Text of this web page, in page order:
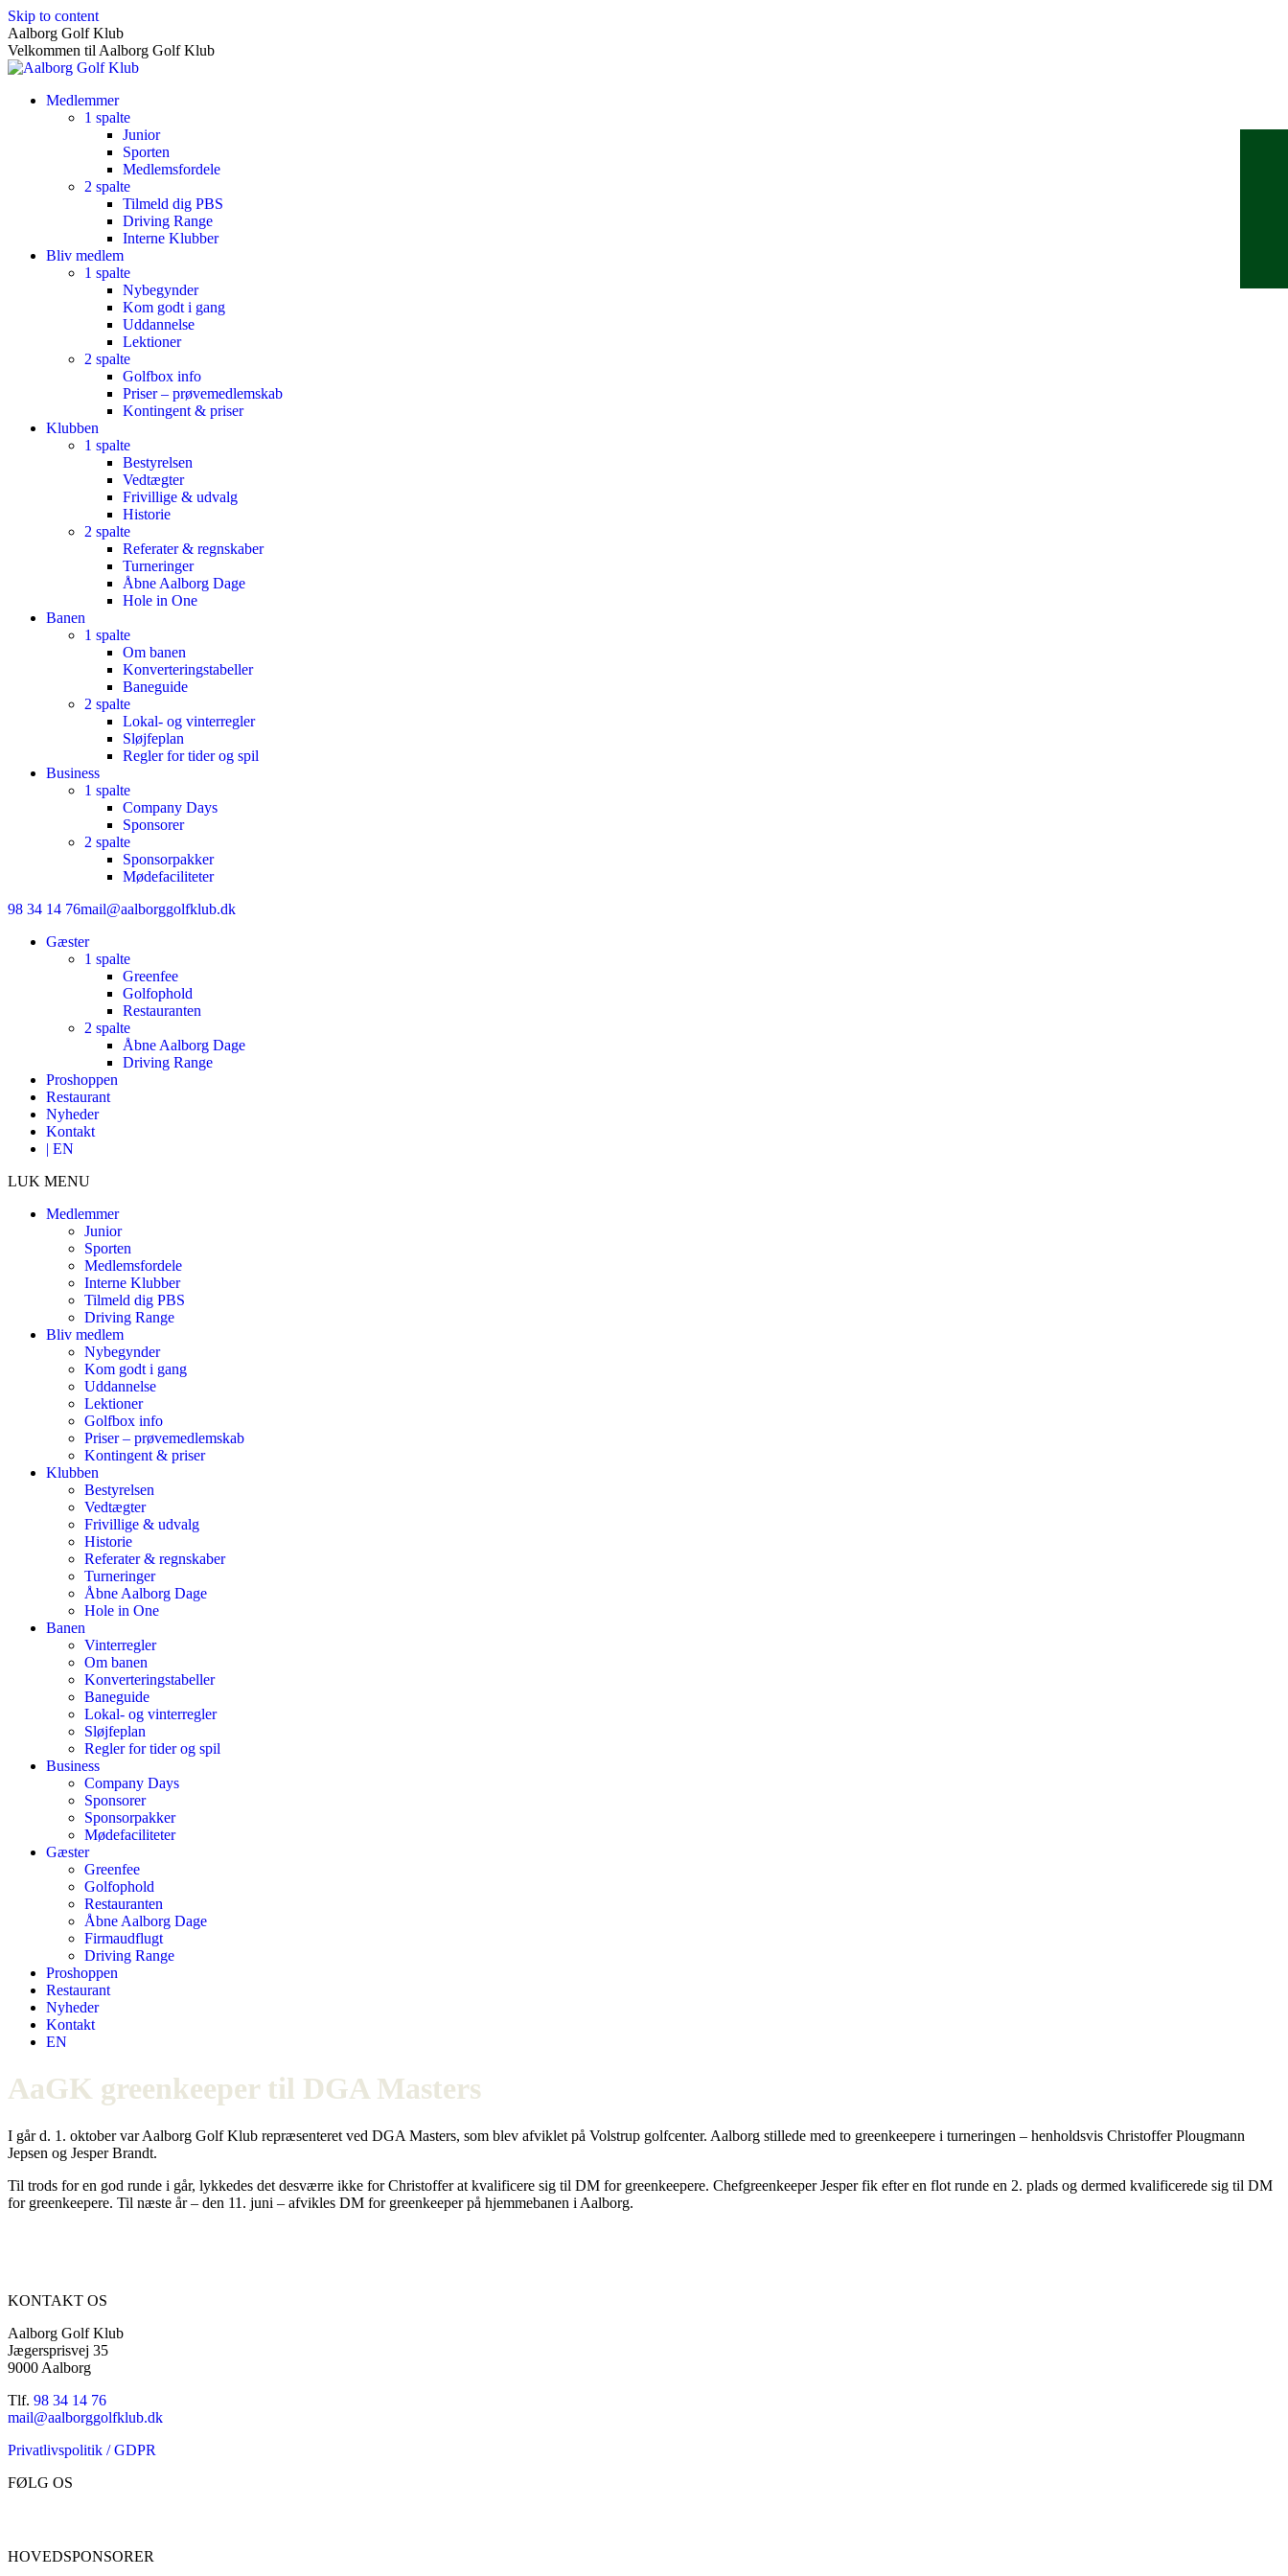
Skip to content
Aalborg Golf Klub
Velkommen til Aalborg Golf Klub
Medlemmer
1 spalte
Junior
Sporten
Medlemsfordele
2 spalte
Tilmeld dig PBS
Driving Range
Interne Klubber
Bliv medlem
1 spalte
Nybegynder
Kom godt i gang
Uddannelse
Lektioner
2 spalte
Golfbox info
Priser – prøvemedlemskab
Kontingent & priser
Klubben
1 spalte
Bestyrelsen
Vedtægter
Frivillige & udvalg
Historie
2 spalte
Referater & regnskaber
Turneringer
Åbne Aalborg Dage
Hole in One
Banen
1 spalte
Om banen
Konverteringstabeller
Baneguide
2 spalte
Lokal- og vinterregler
Sløjfeplan
Regler for tider og spil
Business
1 spalte
Company Days
Sponsorer
2 spalte
Sponsorpakker
Mødefaciliteter
98 34 14 76mail@aalborggolfklub.dk
Gæster
1 spalte
Greenfee
Golfophold
Restauranten
2 spalte
Åbne Aalborg Dage
Driving Range
Proshoppen
Restaurant
Nyheder
Kontakt
| EN
LUK MENU
Medlemmer
Junior
Sporten
Medlemsfordele
Interne Klubber
Tilmeld dig PBS
Driving Range
Bliv medlem
Nybegynder
Kom godt i gang
Uddannelse
Lektioner
Golfbox info
Priser – prøvemedlemskab
Kontingent & priser
Klubben
Bestyrelsen
Vedtægter
Frivillige & udvalg
Historie
Referater & regnskaber
Turneringer
Åbne Aalborg Dage
Hole in One
Banen
Vinterregler
Om banen
Konverteringstabeller
Baneguide
Lokal- og vinterregler
Sløjfeplan
Regler for tider og spil
Business
Company Days
Sponsorer
Sponsorpakker
Mødefaciliteter
Gæster
Greenfee
Golfophold
Restauranten
Åbne Aalborg Dage
Firmaudflugt
Driving Range
Proshoppen
Restaurant
Nyheder
Kontakt
EN
AaGK greenkeeper til DGA Masters
I går d. 1. oktober var Aalborg Golf Klub repræsenteret ved DGA Masters, som blev afviklet på Volstrup golfcenter. Aalborg stillede med to greenkeepere i turneringen – henholdsvis Christoffer Plougmann
Jepsen og Jesper Brandt.
Til trods for en god runde i går, lykkedes det desværre ikke for Christoffer at kvalificere sig til DM for greenkeepere. Chefgreenkeeper Jesper fik efter en flot runde en 2. plads og dermed kvalificerede sig til DM
for greenkeepere. Til næste år – den 11. juni – afvikles DM for greenkeeper på hjemmebanen i Aalborg.
KONTAKT OS
Aalborg Golf Klub
Jægersprisvej 35
9000 Aalborg
Tlf. 98 34 14 76
mail@aalborggolfklub.dk
Privatlivspolitik / GDPR
FØLG OS
HOVEDSPONSORER